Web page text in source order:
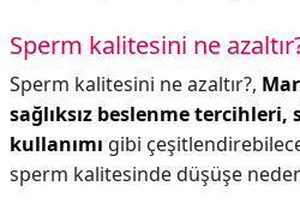
Sperm kalitesini ne
Sperm kalitesini ne azaltır?,
sağlıksız beslenme tercihleri,
kullanımı gibi
sperm kalitesinde düşüşe